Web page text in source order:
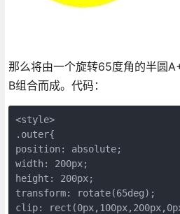
那么将由一个旋转65度角的半圆
B组合而成。代码：
<style>
.outer{
position: absolute;
width: 200px;
height: 200px;
transform: rotate(65deg);
clip: